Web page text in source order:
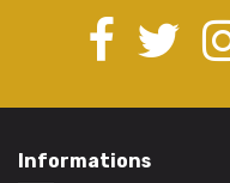
Informations